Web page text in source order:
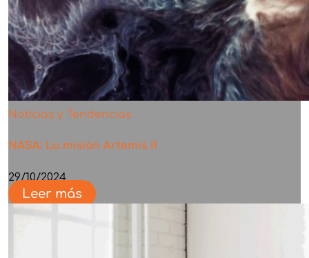
Noticias y Tendencias
NASA: La misión Artemis II
29/10/2024
Leer más